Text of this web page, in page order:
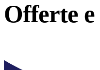
Offerte e